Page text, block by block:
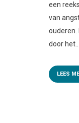
een
van
ouderen.
door het...
LEES